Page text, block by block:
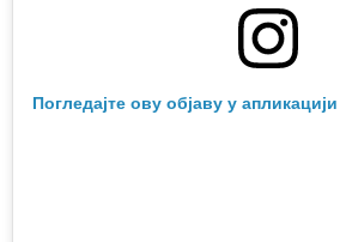
Погледајте ову објаву у